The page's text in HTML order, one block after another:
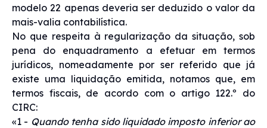
modelo 22 apenas deveria ser deduzido o valor da
mais-valia contabilística.
No que respeita à regularização da situação, sob
pena do enquadramento a efetuar em termos
jurídicos, nomeadamente por ser referido que já
existe uma liquidação emitida, notamos que, em
termos fiscais, de acordo com o artigo 122.º do
CIRC:
«1 - Quando tenha sido liquidado imposto inferior ao